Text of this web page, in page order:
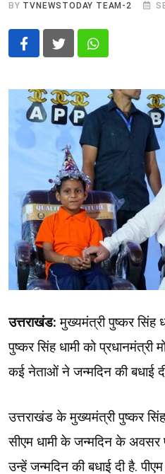
BY TVNEWSTODAY TEAM-2
Whatsapp
उत्तराखंड: मुख्यमंत्री पुष्कर सिंह
पुष्कर सिंह धामी को प्रधानमंत्री
कई नेताओं ने जन्मदिन की बधाई
उत्तराखंड के मुख्यमंत्री पुष्कर
सीएम धामी के जन्मदिन के अवसर
उन्हें जन्मदिन की बधाई दी है.